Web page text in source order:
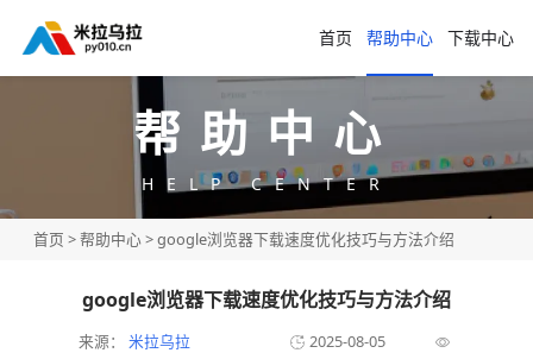
首页 帮助中心 下载中心
帮助中心
HELP CENTER
首页 >帮助中心> google浏览器下载速度优化技巧与方法介绍
google浏览器下载速度优化技巧与方法介绍
来源： 米拉乌拉 2025-08-05